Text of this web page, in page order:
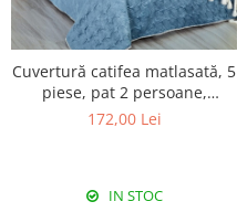
Cuvertură catifea matlasată, 5
piese, pat 2 persoane,
220x240 cm, CC07
172,00 Lei
IN STOC